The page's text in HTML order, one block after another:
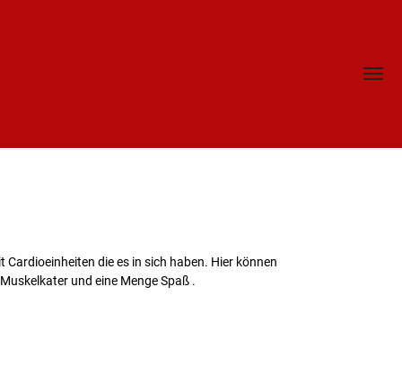
die es in sich haben. Hier können
steht für Muskelkater und eine Menge Spaß .